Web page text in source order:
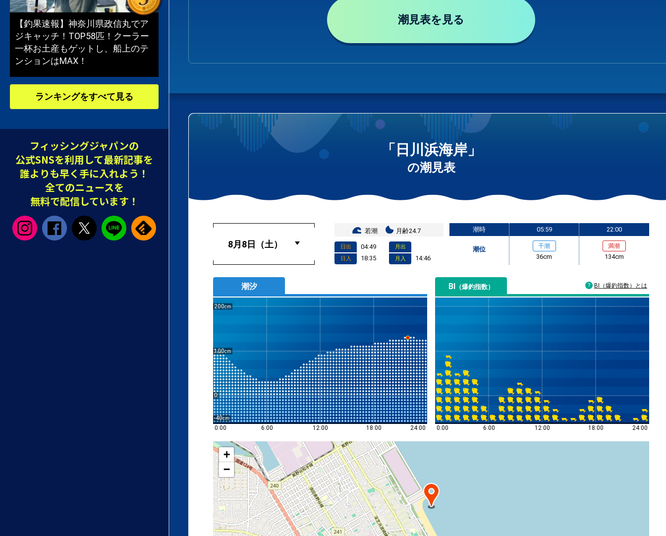
潮見表を見る
「日川浜海岸」
の潮見表
若潮 月齢24.7
日出 04:49
日入 18:35
月出
月入
14:46
潮時
潮位
05:59
干潮
36cm
22:00
満潮
134cm
潮汐
200
100
0
-40
0:00
6:00 12:00 18:00 24:00
BI （爆釣指数）
0:00 6:00 12:00 18:00 24:00
BI（爆釣指数）とは
+
−
【釣果速報】神奈川県政信丸でア
ジキャッチ！TOP58匹！クーラー
一杯お土産もゲットし、船上のテ
ンションはMAX！
ランキングをすべて見る
フィッシングジャパンの
公式SNSを利用して最新記事を
誰よりも早く手に入れよう！
全てのニュースを
無料で配信しています！